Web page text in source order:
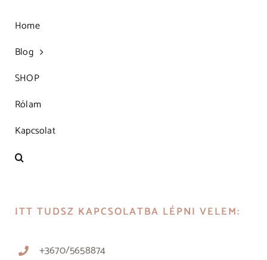
Home
Blog
SHOP
Rólam
Kapcsolat
ITT TUDSZ KAPCSOLATBA LÉPNI VELEM:
+3670/5658874